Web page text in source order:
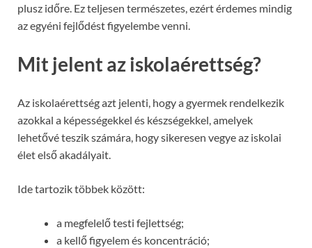
plusz időre. Ez teljesen természetes, ezért érdemes mindig
az egyéni fejlődést figyelembe venni.
Mit jelent az iskolaérettség?
Az iskolaérettség azt jelenti, hogy a gyermek rendelkezik
azokkal a képességekkel és készségekkel, amelyek
lehetővé teszik számára, hogy sikeresen vegye az iskolai
élet első akadályait.
Ide tartozik többek között:
a megfelelő testi fejlettség;
a kellő figyelem és koncentráció;